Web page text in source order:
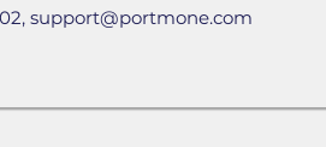
support@portmone.com